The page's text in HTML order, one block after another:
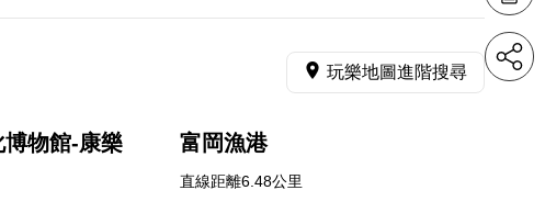
玩樂地圖進階搜尋
博物館-康樂
富岡漁港
直線距離6.48公里